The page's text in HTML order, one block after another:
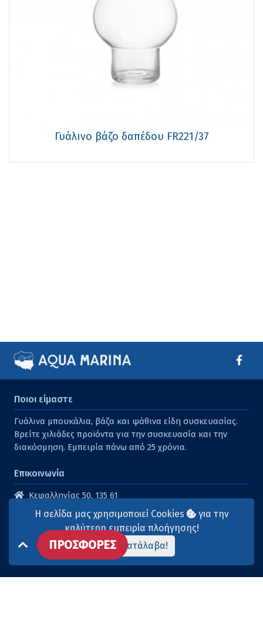
Γυάλινο βάζο δαπέδου FR221/37
Ποιοι είμαστε
Γυάλινα μπουκάλια, βάζα και ψάθινα είδη συσκευασίας.
Βρείτε χιλιάδες προϊόντα για την συσκευασία και την
διακόσμηση. Εμπειρία πάνω από 25 χρόνια.
Επικοινωνία
Κεφαλληνίας 50, 135 61
Άγιοι Ανάργυροι
210 2614316
210 2615904
info@aqua-marina.gr
ΠΡΟΣΦΟΡΕΣ
Η σελίδα μας χρησιμοποιεί Cookies
για την
καλύτερη εμπειρία πλοήγησης!
Το κατάλαβα!